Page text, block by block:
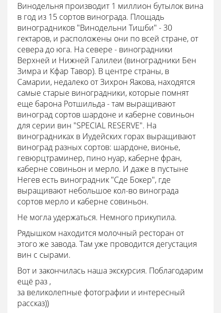
Винодельня производит 1 миллион бутылок вина
в год из 15 сортов винограда. Площадь
виноградников "Винодельни Тишби" - 30
гектаров, и расположены они по всей стране, от
севера до юга. На севере - виноградники
Верхней и Нижней Галилеи (виноградники Бен
Зимра и Кфар Тавор). В центре страны, в
Самарии, недалеко от Зихрон Яакова, находятся
самые старые виноградники, которые помнят
еще барона Ротшильда - там выращивают
виноград сортов шардоне и каберне совиньон
для серии вин "SPECIAL RESERVE". На
виноградниках в Иудейских горах выращивают
виноград разных сортов: шардоне, вионье,
гевюрцтраминер, пино нуар, каберне фран,
каберне совиньон и мерло. И даже в пустыне
Негев есть виноградник "Сде Бокер", где
выращивают небольшое кол-во винограда
сортов мерло и каберне совиньон.
Не могла удержаться. Немного прикупила.
Рядышком находится молочный ресторан от
этого же завода. Там уже проводится дегустация
вин с сырами.
Вот и закончилась наша экскурсия. Поблагодарим
ещё раз ,
за великолепные фотографии и интересный
рассказ))